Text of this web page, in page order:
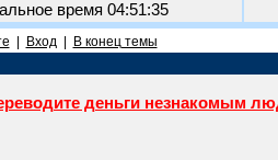
время 04:51:35
Вход| В конец темы
деньги незнакомым